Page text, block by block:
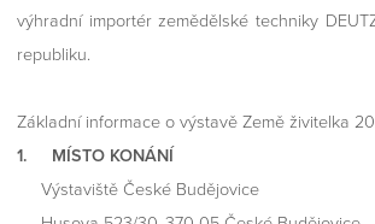
výhradní importér zemědělské techniky
republiku.
Základní informace o výstavě Země živitelka
1. MÍSTO KONÁNÍ
Výstaviště České Budějovice